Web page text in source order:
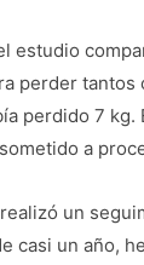
estudio
perder
perdido 7
a
un
casi un año,